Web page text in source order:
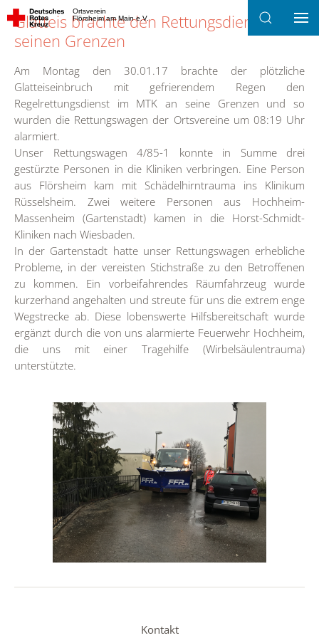
Zum Hauptinhalt springen
Ortsverein
Flörsheim am Main e.V.
Glatteis brachte den Rettungsdienst an
seinen Grenzen
Am Montag den 30.01.17 brachte der plötzliche
Glatteiseinbruch mit gefrierendem Regen den
Regelrettungsdienst im MTK an seine Grenzen und so
wurden die Rettungswagen der Ortsvereine um 08:19 Uhr
alarmiert.
Unser Rettungswagen 4/85-1 konnte in Summe drei
gestürzte Personen in die Kliniken verbringen. Eine Person
aus Flörsheim kam mit Schädelhirntrauma ins Klinikum
Rüsselsheim. Zwei weitere Personen aus Hochheim-
Massenheim (Gartenstadt) kamen in die Horst-Schmidt-
Kliniken nach Wiesbaden.
In der Gartenstadt hatte unser Rettungswagen erhebliche
Probleme, in der vereisten Stichstraße zu den Betroffenen
zu kommen. Ein vorbeifahrendes Räumfahrzeug wurde
kurzerhand angehalten und streute für uns die extrem enge
Wegstrecke ab. Diese lobenswerte Hilfsbereitschaft wurde
ergänzt durch die von uns alarmierte Feuerwehr Hochheim,
die uns mit einer Tragehilfe (Wirbelsäulentrauma)
unterstützte.
Kontakt